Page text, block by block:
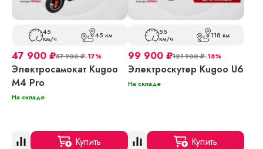
45
км/ч 45 км
47 900 ₽57 900₽-17%
Электросамокат Kugoo
M4 Pro
На складе
Купить
55
км/ч 118 км
99 900 ₽121 900₽-18%
Электроскутер Kugoo U6
На складе
Купить